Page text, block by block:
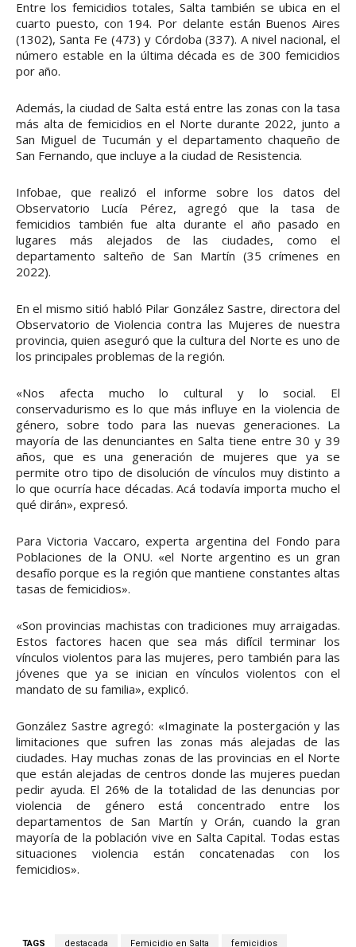
Entre los femicidios totales, Salta también se ubica en el
cuarto puesto, con 194. Por delante están Buenos Aires
(1302), Santa Fe (473) y Córdoba (337). A nivel nacional, el
número estable en la última década es de 300 femicidios
por año.
Además, la ciudad de Salta está entre las zonas con la tasa
más alta de femicidios en el Norte durante 2022, junto a
San Miguel de Tucumán y el departamento chaqueño de
San Fernando, que incluye a la ciudad de Resistencia.
Infobae, que realizó el informe sobre los datos del
Observatorio Lucía Pérez, agregó que la tasa de
femicidios también fue alta durante el año pasado en
lugares más alejados de las ciudades, como el
departamento salteño de San Martín (35 crímenes en
2022).
En el mismo sitió habló Pilar González Sastre, directora del
Observatorio de Violencia contra las Mujeres de nuestra
provincia, quien aseguró que la cultura del Norte es uno de
los principales problemas de la región.
«Nos afecta mucho lo cultural y lo social. El
conservadurismo es lo que más influye en la violencia de
género, sobre todo para las nuevas generaciones. La
mayoría de las denunciantes en Salta tiene entre 30 y 39
años, que es una generación de mujeres que ya se
permite otro tipo de disolución de vínculos muy distinto a
lo que ocurría hace décadas. Acá todavía importa mucho el
qué dirán», expresó.
Para Victoria Vaccaro, experta argentina del Fondo para
Poblaciones de la ONU. «el Norte argentino es un gran
desafío porque es la región que mantiene constantes altas
tasas de femicidios».
«Son provincias machistas con tradiciones muy arraigadas.
Estos factores hacen que sea más difícil terminar los
vínculos violentos para las mujeres, pero también para las
jóvenes que ya se inician en vínculos violentos con el
mandato de su familia», explicó.
González Sastre agregó: «Imaginate la postergación y las
limitaciones que sufren las zonas más alejadas de las
ciudades. Hay muchas zonas de las provincias en el Norte
que están alejadas de centros donde las mujeres puedan
pedir ayuda. El 26% de la totalidad de las denuncias por
violencia de género está concentrado entre los
departamentos de San Martín y Orán, cuando la gran
mayoría de la población vive en Salta Capital. Todas estas
situaciones violencia están concatenadas con los
femicidios».
TAGS destacada Femicidio en Salta femicidios